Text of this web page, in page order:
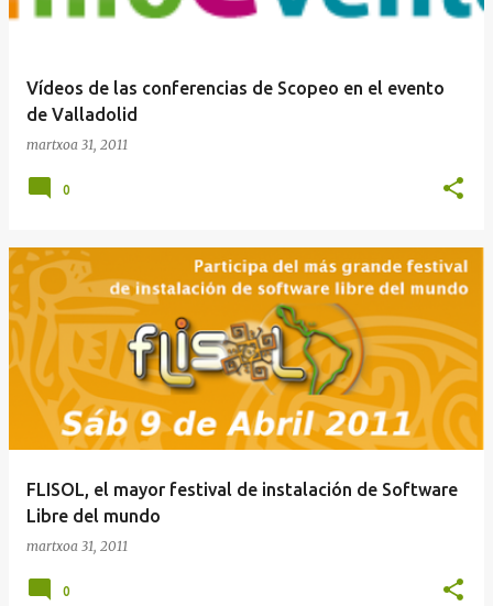
Vídeos de las conferencias de Scopeo en el evento
de Valladolid
martxoa 31, 2011
0
FLISOL, el mayor festival de instalación de Software
Libre del mundo
martxoa 31, 2011
0